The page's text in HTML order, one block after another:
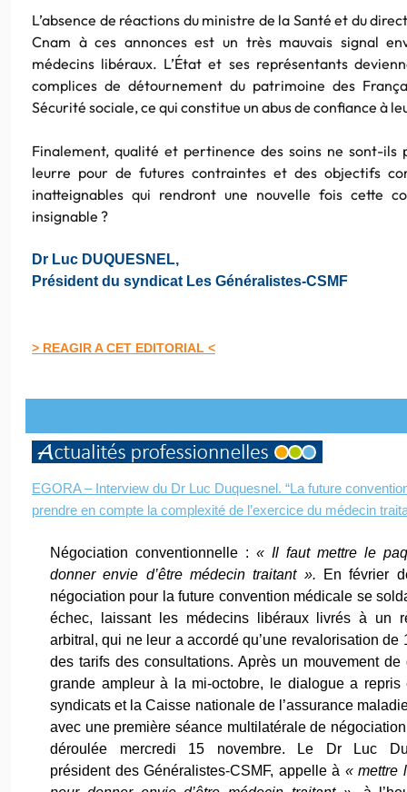
L’absence de réactions du ministre de la Santé et du
Cnam à ces annonces est un très mauvais signal
médecins libéraux. L’État et ses représentants
complices de détournement du patrimoine des
Sécurité sociale, ce qui constitue un abus de confiance à
Finalement, qualité et pertinence des soins ne sont-ils
leurre pour de futures contraintes et des objectifs
inatteignables qui rendront une nouvelle fois cette
insignable ?
Dr Luc DUQUESNEL,
Président du syndicat Les Généralistes-CSMF
> REAGIR A CET EDITORIAL <
EGORA – Interview du Dr Luc Duquesnel. “La future
prendre en compte la complexité de l’exercice du médecin
Négociation conventionnelle : « Il faut mettre le
donner envie d’être médecin traitant ». En février
négociation pour la future convention médicale se
échec, laissant les médecins libéraux livrés à un
arbitral, qui ne leur a accordé qu’une revalorisation de
des tarifs des consultations. Après un mouvement de
grande ampleur à la mi-octobre, le dialogue a repris
syndicats et la Caisse nationale de l’assurance
avec une première séance multilatérale de négociation
déroulée mercredi 15 novembre. Le Dr Luc
président des Généralistes-CSMF, appelle à « mettre